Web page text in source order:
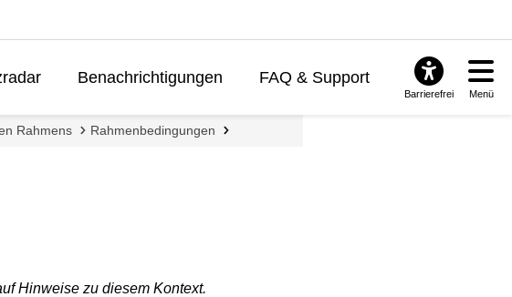
Benachrichtigungen FAQ & Support
Barrierefrei Menü
Rahmens Rahmenbedingungen
Hinweise zu diesem Kontext.